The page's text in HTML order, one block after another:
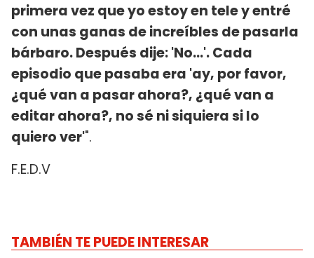
primera vez que yo estoy en tele y entré
con unas ganas de increíbles de pasarla
bárbaro. Después dije: 'No...'. Cada
episodio que pasaba era 'ay, por favor,
¿qué van a pasar ahora?, ¿qué van a
editar ahora?, no sé ni siquiera si lo
quiero ver'".
F.E.D.V
TAMBIÉN TE PUEDE INTERESAR